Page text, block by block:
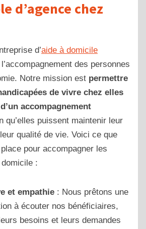
d’agence chez
d’aide à domicile
des personnes
Notre mission est permettre
de vivre chez elles
accompagnement
qu’elles puissent maintenir leur
qualité de vie. Voici ce que
pour accompagner les
:
et empathie : Nous prêtons une
à écouter nos bénéficiaires,
besoins et leurs demandes